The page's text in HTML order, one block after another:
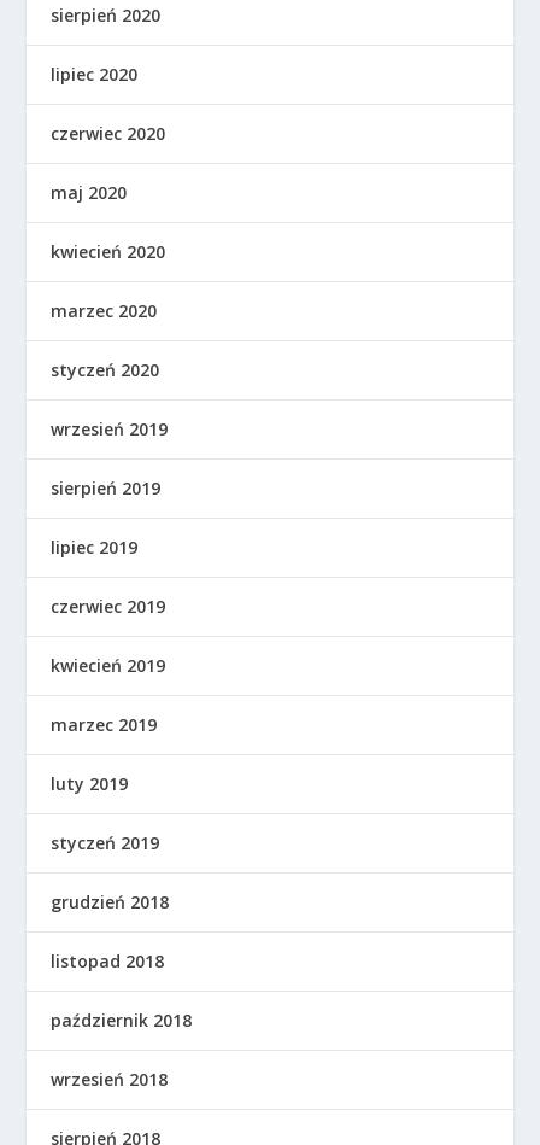
sierpień 2020
lipiec 2020
czerwiec 2020
maj 2020
kwiecień 2020
marzec 2020
styczeń 2020
wrzesień 2019
sierpień 2019
lipiec 2019
czerwiec 2019
kwiecień 2019
marzec 2019
luty 2019
styczeń 2019
grudzień 2018
listopad 2018
październik 2018
wrzesień 2018
sierpień 2018